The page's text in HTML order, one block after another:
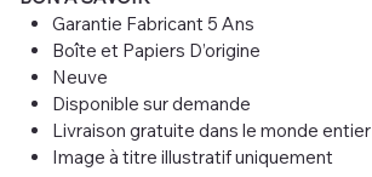
Garantie Fabricant 5 Ans
Boîte et Papiers D’origine
Neuve
Disponible sur demande
Livraison gratuite dans le monde entier
Image à titre illustratif uniquement